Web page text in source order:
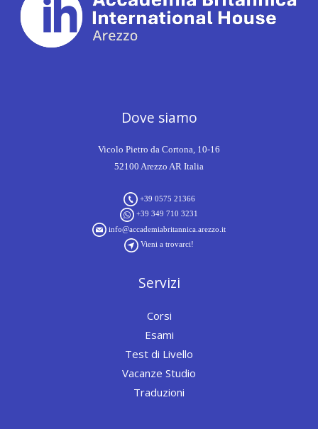
Dove siamo
Vicolo Pietro da Cortona, 10-16
52100 Arezzo AR Italia
+39 0575 21366
+39 349 710 3231
info@accademiabritannica.arezzo.it
Vieni a trovarci!
Servizi
Corsi
Esami
Test di Livello
Vacanze Studio
Traduzioni